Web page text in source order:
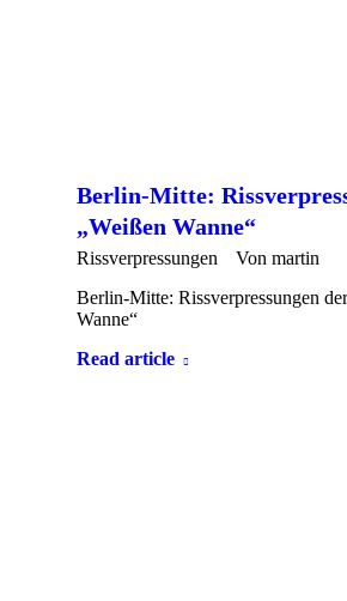
Berlin-Mitte:
„Weißen Wanne“
Rissverpressungen Von martin
Berlin-Mitte: Rissverpressungen
Wanne“
Read article